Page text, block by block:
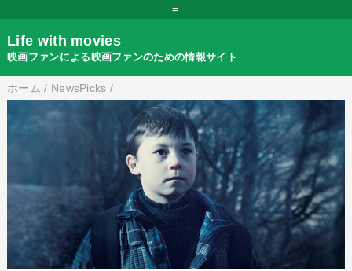
=
Life with movies
映画ファンによる映画ファンのための情報サイト
ホーム / NewsPicks /